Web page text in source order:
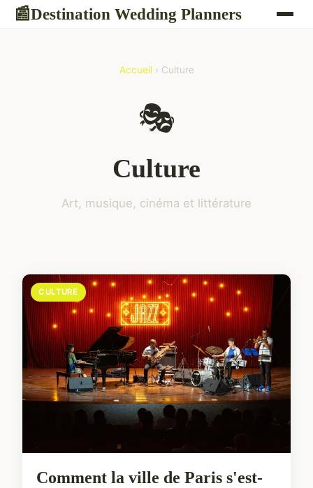
📰Destination Wedding Planners
Accueil› Culture
🎭
Culture
Art, musique, cinéma et littérature
CULTURE
Comment la ville de Paris s'est-